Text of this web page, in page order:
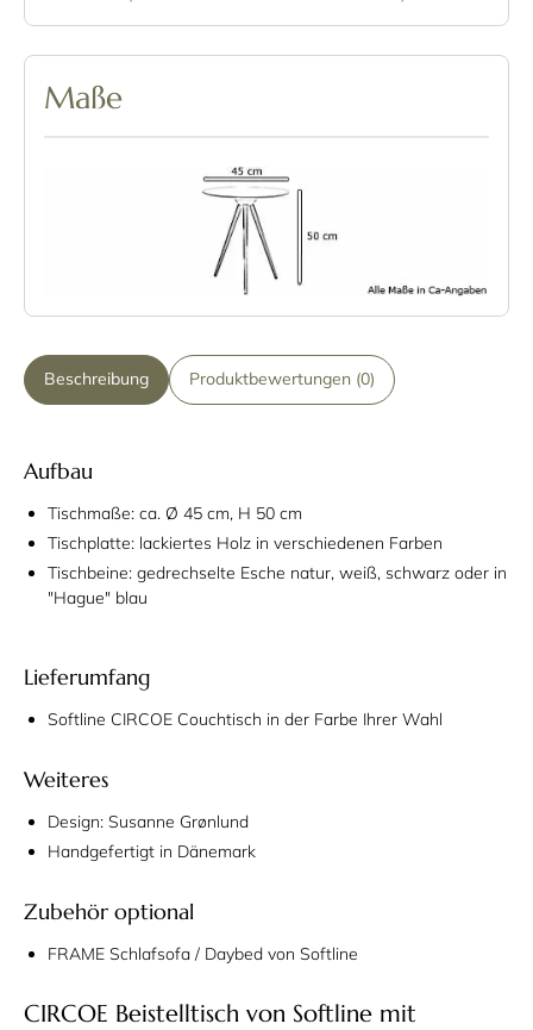
Maße
Beschreibung Produktbewertungen (0)
Aufbau
Tischmaße: ca. Ø 45 cm, H 50 cm
Tischplatte: lackiertes Holz in verschiedenen Farben
Tischbeine: gedrechselte Esche natur, weiß, schwarz oder in
"Hague" blau
Lieferumfang
Softline CIRCOE Couchtisch in der Farbe Ihrer Wahl
Weiteres
Design: Susanne Grønlund
Handgefertigt in Dänemark
Zubehör optional
FRAME Schlafsofa / Daybed von Softline
CIRCOE Beistelltisch von Softline mit